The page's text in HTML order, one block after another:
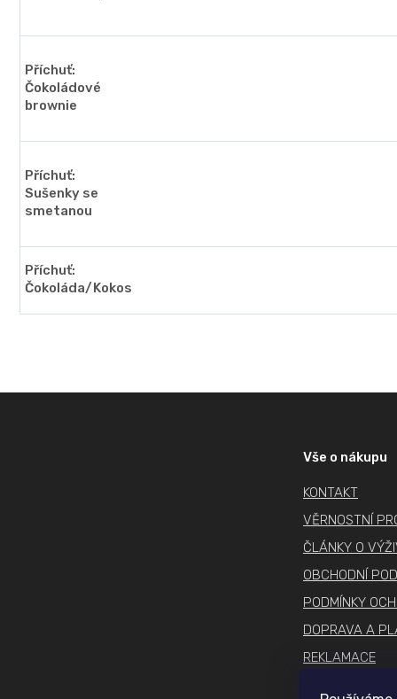
Příchuť:
Čokoládové
brownie
Příchuť:
Sušenky se
smetanou
Příchuť:
Čokoláda/Kokos
Vše o nákupu
KONTAKT
VĚRNOSTNÍ
ČLÁNKY O
OBCHODNÍ
PODMÍNKY
DOPRAVA A
REKLAMACE